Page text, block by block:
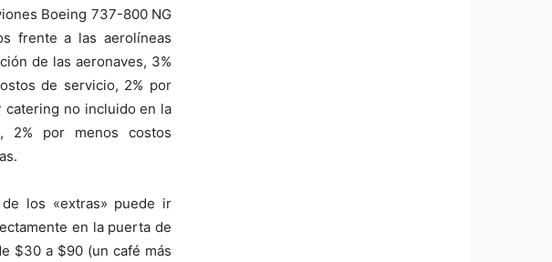
Boeing 737-800 NG
frente a las aerolíneas
de las aeronaves, 3%
de servicio, 2% por
catering no incluido en la
2% por menos costos
los «extras» puede ir
en la puerta de
$30 a $90 (un café más